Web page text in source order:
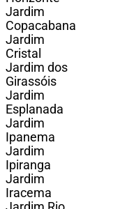
Jardim
Copacabana
Jardim
Cristal
Jardim dos
Girassóis
Jardim
Esplanada
Jardim
Ipanema
Jardim
Ipiranga
Jardim
Iracema